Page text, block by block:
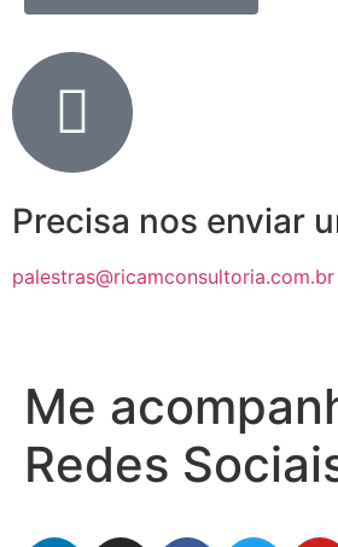
Precisa nos enviar
palestras@ricamconsultoria.com.br
Me
Redes